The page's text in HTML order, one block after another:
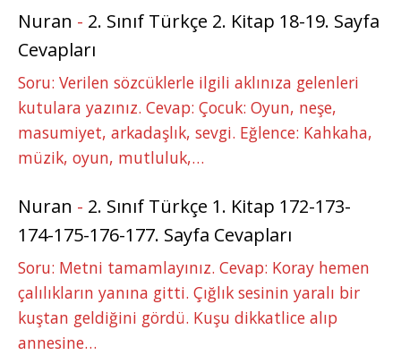
Nuran - 2. Sınıf Türkçe 2. Kitap 18-19. Sayfa
Cevapları
Soru: Verilen sözcüklerle ilgili aklınıza gelenleri
kutulara yazınız. Cevap: Çocuk: Oyun, neşe,
masumiyet, arkadaşlık, sevgi. Eğlence: Kahkaha,
müzik, oyun, mutluluk,…
Nuran - 2. Sınıf Türkçe 1. Kitap 172-173-
174-175-176-177. Sayfa Cevapları
Soru: Metni tamamlayınız. Cevap: Koray hemen
çalılıkların yanına gitti. Çığlık sesinin yaralı bir
kuştan geldiğini gördü. Kuşu dikkatlice alıp
annesine…